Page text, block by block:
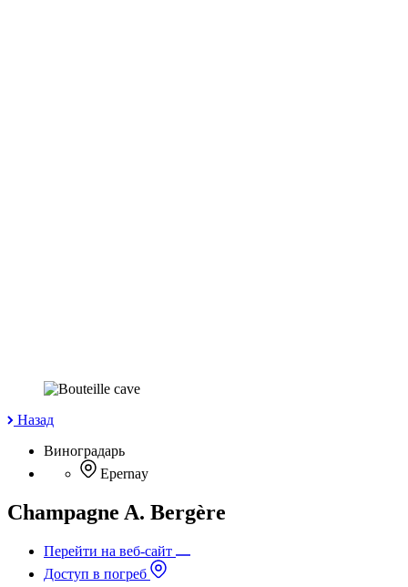
Назад
Виноградарь
Epernay
Champagne A. Bergère
Перейти на веб-сайт
Доступ в погреб